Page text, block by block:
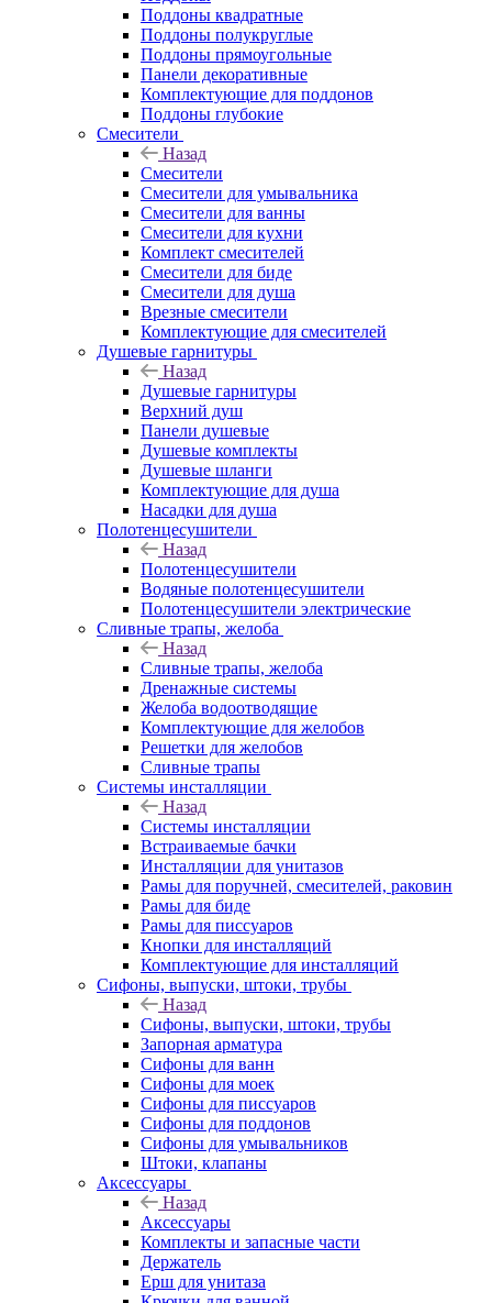
Поддоны квадратные
Поддоны полукруглые
Поддоны прямоугольные
Панели декоративные
Комплектующие для поддонов
Поддоны глубокие
Смесители
Назад
Смесители
Смесители для умывальника
Смесители для ванны
Смесители для кухни
Комплект смесителей
Смесители для биде
Смесители для душа
Врезные смесители
Комплектующие для смесителей
Душевые гарнитуры
Назад
Душевые гарнитуры
Верхний душ
Панели душевые
Душевые комплекты
Душевые шланги
Комплектующие для душа
Насадки для душа
Полотенцесушители
Назад
Полотенцесушители
Водяные полотенцесушители
Полотенцесушители электрические
Сливные трапы, желоба
Назад
Сливные трапы, желоба
Дренажные системы
Желоба водоотводящие
Комплектующие для желобов
Решетки для желобов
Сливные трапы
Системы инсталляции
Назад
Системы инсталляции
Встраиваемые бачки
Инсталляции для унитазов
Рамы для поручней, смесителей, раковин
Рамы для биде
Рамы для писсуаров
Кнопки для инсталляций
Комплектующие для инсталляций
Сифоны, выпуски, штоки, трубы
Назад
Сифоны, выпуски, штоки, трубы
Запорная арматура
Сифоны для ванн
Сифоны для моек
Сифоны для писсуаров
Сифоны для поддонов
Сифоны для умывальников
Штоки, клапаны
Аксессуары
Назад
Аксессуары
Комплекты и запасные части
Держатель
Ерш для унитаза